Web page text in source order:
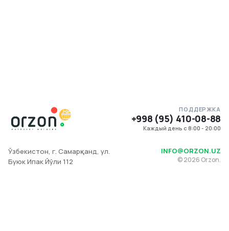
ПОДДЕРЖКА
+998 (95) 410-08-88
Каждый день с 8:00 - 20:00
Ўзбекистон, г. Самарқанд, ул.
Буюк Ипак Йўли 112
INFO@ORZON.UZ
©2026 Orzon.